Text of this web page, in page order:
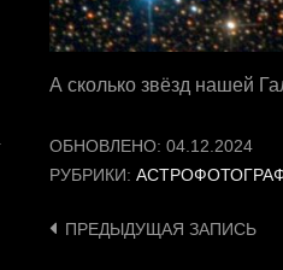
А сколько звёзд нашей
ОБНОВЛЕНО: 04.12.2024
РУБРИКИ:
Навигация
ПРЕДЫДУЩАЯ ЗАПИСЬ